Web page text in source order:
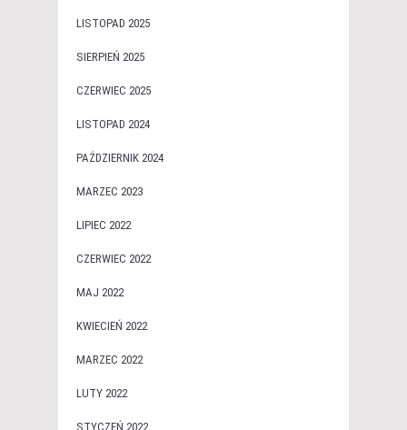
LISTOPAD 2025
SIERPIEŃ 2025
CZERWIEC 2025
LISTOPAD 2024
PAŹDZIERNIK 2024
MARZEC 2023
LIPIEC 2022
CZERWIEC 2022
MAJ 2022
KWIECIEŃ 2022
MARZEC 2022
LUTY 2022
STYCZEŃ 2022